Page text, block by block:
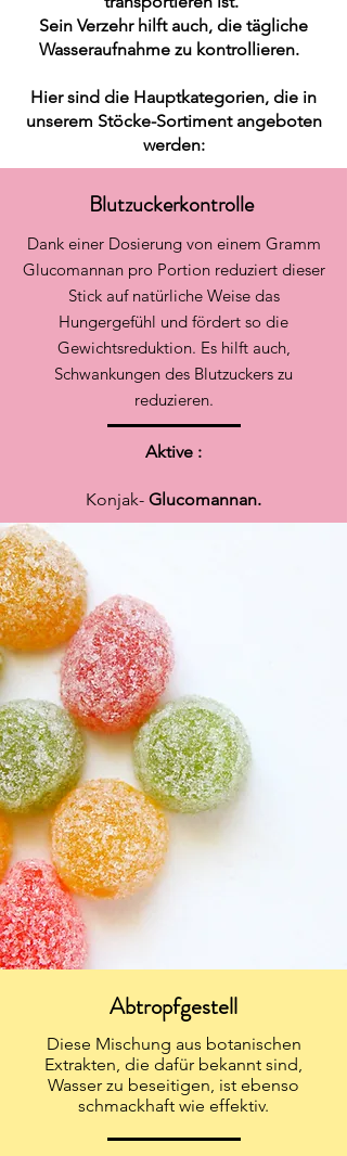
Sein Verzehr hilft auch, die tägliche
Wasseraufnahme zu kontrollieren.
Hier sind die Hauptkategorien, die in
unserem Stöcke-Sortiment angeboten
werden:
Blutzuckerkontrolle
Dank einer Dosierung von einem Gramm
Glucomannan pro Portion reduziert dieser
Stick auf natürliche Weise das
Hungergefühl und fördert so die
Gewichtsreduktion. Es hilft auch,
Schwankungen des Blutzuckers zu
reduzieren.
Aktive :
Konjak- Glucomannan.
Abtropfgestell
Diese Mischung aus botanischen
Extrakten, die dafür bekannt sind,
Wasser zu beseitigen, ist ebenso
schmackhaft wie effektiv.